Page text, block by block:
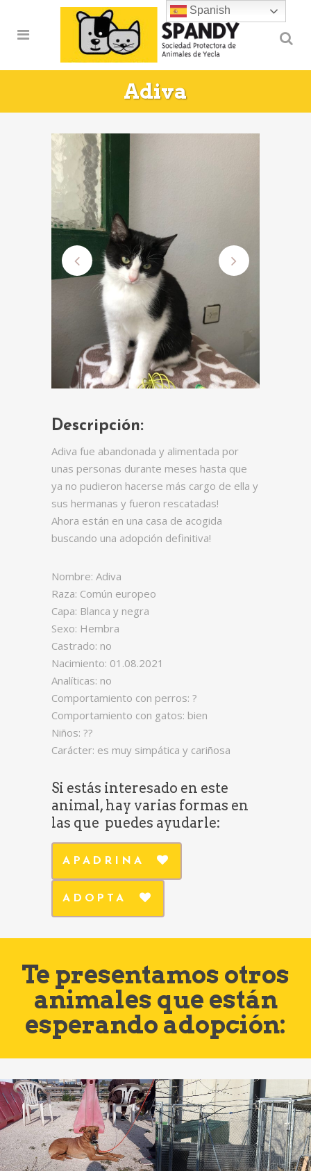
Adiva
Descripción:
Adiva fue abandonada y alimentada por
unas personas durante meses hasta que
ya no pudieron hacerse más cargo de ella y
sus hermanas y fueron rescatadas!
Ahora están en una casa de acogida
buscando una adopción definitiva!
Nombre: Adiva
Raza: Común europeo
Capa: Blanca y negra
Sexo: Hembra
Castrado: no
Nacimiento: 01.08.2021
Analíticas: no
Comportamiento con perros: ?
Comportamiento con gatos: bien
Niños: ??
Carácter: es muy simpática y cariñosa
Si estás interesado en este
animal, hay varias formas en
las que puedes ayudarle:
APADRINA
ADOPTA
Te presentamos otros
animales que están
esperando adopción:
Spanish